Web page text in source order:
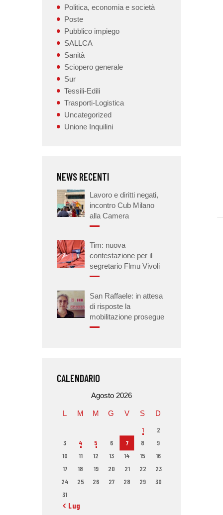
Politica, economia e società
Poste
Pubblico impiego
SALLCA
Sanità
Sciopero generale
Sur
Tessili-Edili
Trasporti-Logistica
Uncategorized
Unione Inquilini
NEWS RECENTI
Lavoro e diritti negati,
incontro Cub Milano
alla Camera
Tim: nuova
contestazione per il
segretario Flmu Vivoli
San Raffaele: in attesa
di risposte la
mobilitazione prosegue
CALENDARIO
Agosto 2026
L M M G V S D
1
2
3
4 5 6 7 8
9
10
11 12 13 14 15
16
17
18 19 20 21 22
23
24
25 26 27 28 29
30
31
« Lug